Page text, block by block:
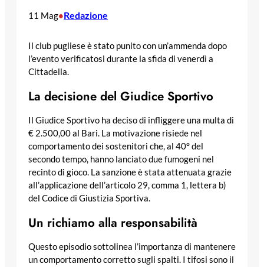
11 Mag•Redazione
Il club pugliese è stato punito con un’ammenda dopo
l’evento verificatosi durante la sfida di venerdì a
Cittadella.
La decisione del Giudice Sportivo
Il Giudice Sportivo ha deciso di infliggere una multa di
€ 2.500,00 al Bari. La motivazione risiede nel
comportamento dei sostenitori che, al 40° del
secondo tempo, hanno lanciato due fumogeni nel
recinto di gioco. La sanzione è stata attenuata grazie
all’applicazione dell’articolo 29, comma 1, lettera b)
del Codice di Giustizia Sportiva.
Un richiamo alla responsabilità
Questo episodio sottolinea l’importanza di mantenere
un comportamento corretto sugli spalti. I tifosi sono il